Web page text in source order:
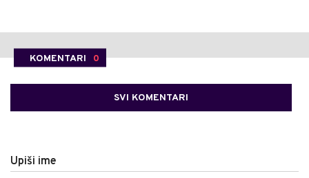
KOMENTARI 0
SVI KOMENTARI
Upiši ime